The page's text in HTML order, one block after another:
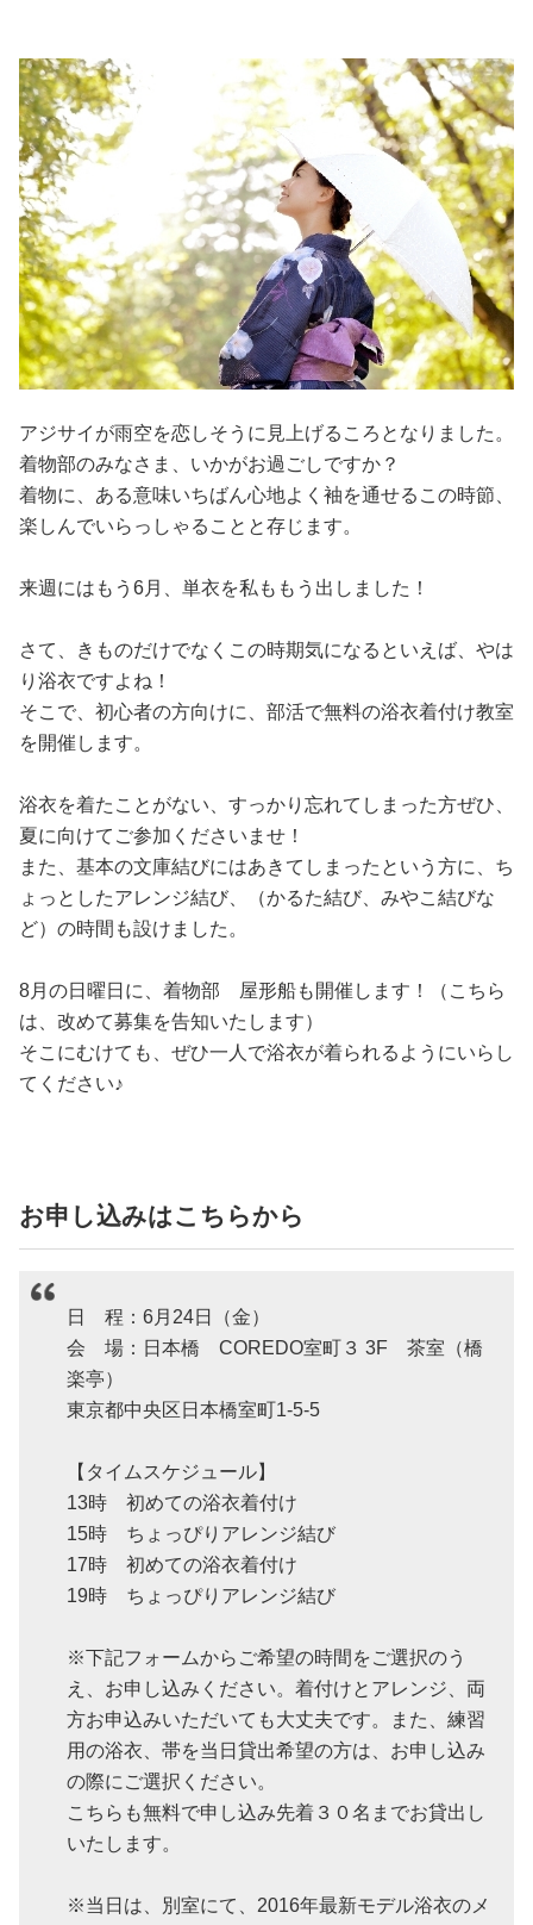
アジサイが雨空を恋しそうに見上げるころとなりました。
着物部のみなさま、いかがお過ごしですか？
着物に、ある意味いちばん心地よく袖を通せるこの時節、
楽しんでいらっしゃることと存じます。
来週にはもう6月、単衣を私ももう出しました！
さて、きものだけでなくこの時期気になるといえば、やは
り浴衣ですよね！
そこで、初心者の方向けに、部活で無料の浴衣着付け教室
を開催します。
浴衣を着たことがない、すっかり忘れてしまった方ぜひ、
夏に向けてご参加くださいませ！
また、基本の文庫結びにはあきてしまったという方に、ち
ょっとしたアレンジ結び、（かるた結び、みやこ結びな
ど）の時間も設けました。
8月の日曜日に、着物部 屋形船も開催します！（こちら
は、改めて募集を告知いたします）
そこにむけても、ぜひ一人で浴衣が着られるようにいらし
てください♪
お申し込みはこちらから
日 程：6月24日（金）
会 場：日本橋 COREDO室町３ 3F 茶室（橋
楽亭）
東京都中央区日本橋室町1-5-5
【タイムスケジュール】
13時 初めての浴衣着付け
15時 ちょっぴりアレンジ結び
17時 初めての浴衣着付け
19時 ちょっぴりアレンジ結び
※下記フォームからご希望の時間をご選択のう
え、お申し込みください。着付けとアレンジ、両
方お申込みいただいても大丈夫です。また、練習
用の浴衣、帯を当日貸出希望の方は、お申し込み
の際にご選択ください。
こちらも無料で申し込み先着３０名までお貸出し
いたします。
※当日は、別室にて、2016年最新モデル浴衣のメ